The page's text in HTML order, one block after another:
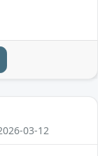
03-12